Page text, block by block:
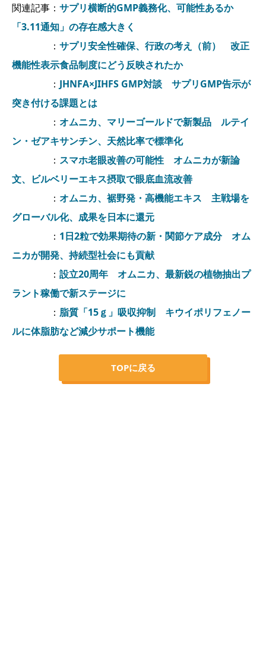
関連記事： サプリ横断的GMP義務化、可能性あるか
「3.11通知」の存在感大きく
： サプリ安全性確保、行政の考え（前） 改正
機能性表示食品制度にどう反映されたか
： JHNFA×JIHFS GMP対談 サプリGMP告示が
突き付ける課題とは
： オムニカ、マリーゴールドで新製品 ルテイ
ン・ゼアキサンチン、天然比率で標準化
： スマホ老眼改善の可能性 オムニカが新論
文、ビルベリーエキス摂取で眼底血流改善
： オムニカ、裾野発・高機能エキス 主戦場を
グローバル化、成果を日本に還元
： 1日2粒で効果期待の新・関節ケア成分 オム
ニカが開発、持続型社会にも貢献
： 設立20周年 オムニカ、最新鋭の植物抽出プ
ラント稼働で新ステージに
： 脂質「15ｇ」吸収抑制 キウイポリフェノー
ルに体脂肪など減少サポート機能
TOPに戻る